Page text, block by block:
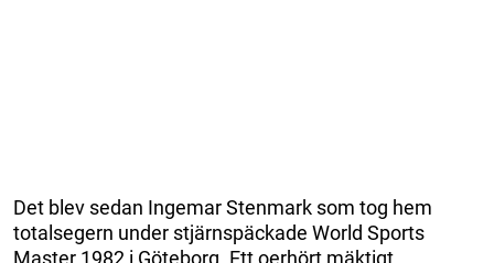
Det blev sedan Ingemar Stenmark som tog hem
totalsegern under stjärnspäckade World Sports
Master 1982 i Göteborg. Ett oerhört mäktigt